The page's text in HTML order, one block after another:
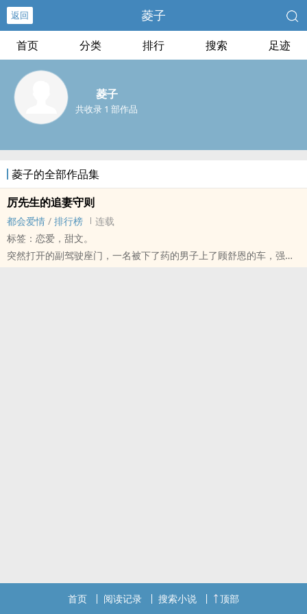
返回 菱子
首页 分类 排行 搜索 足迹
菱子
共收录 1 部作品
菱子的全部作品集
厉先生的追妻守则
都会爱情 / 排行榜
连载
标签：恋爱，甜文。
突然打开的副驾驶座门，一名被下了药的男子上了顾舒恩的车，强吻
首页 阅读记录 搜索小说 顶部